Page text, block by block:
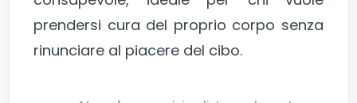
prendersi cura del proprio corpo senza
rinunciare al piacere del cibo.